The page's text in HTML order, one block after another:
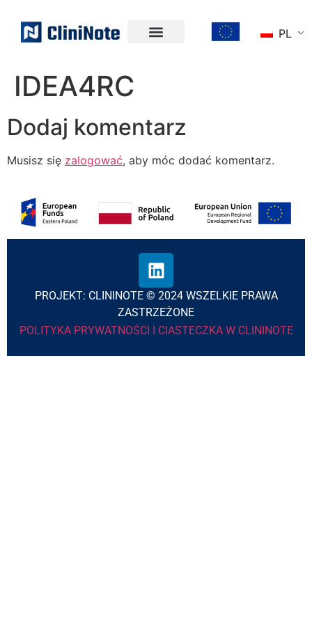
PL
IDEA4RC
Dodaj komentarz
Musisz się zalogować, aby móc dodać komentarz.
PROJEKT: CLININOTE © 2024 WSZELKIE PRAWA
ZASTRZEŻONE
POLITYKA PRYWATNOŚCI I CIASTECZKA W CLININOTE